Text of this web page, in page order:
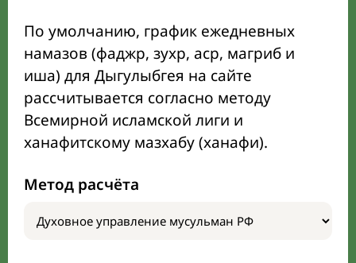
По умолчанию, график ежедневных
намазов (фаджр, зухр, аср, магриб и
иша) для Дыгулыбгея на сайте
рассчитывается согласно методу
Всемирной исламской лиги и
ханафитскому мазхабу (ханафи).
Метод расчёта